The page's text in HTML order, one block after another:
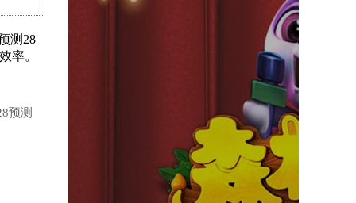
测28
率。
预测